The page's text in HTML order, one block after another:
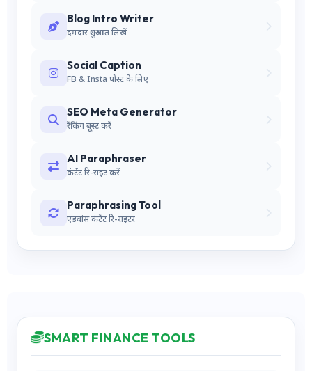
Blog Intro Writer
दमदार शुरुआत लिखें
Social Caption
FB & Insta पोस्ट के लिए
SEO Meta Generator
रैंकिंग बूस्ट करें
AI Paraphraser
कंटेंट रि-राइट करें
Paraphrasing Tool
एडवांस कंटेंट रि-राइटर
SMART FINANCE TOOLS